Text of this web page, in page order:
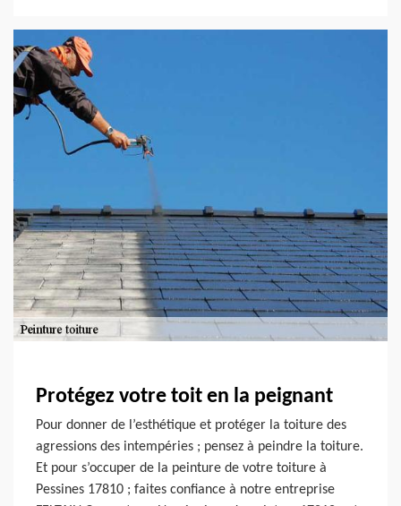
Protégez votre toit en la peignant
Pour donner de l’esthétique et protéger la toiture des
agressions des intempéries ; pensez à peindre la toiture.
Et pour s’occuper de la peinture de votre toiture à
Pessines 17810 ; faites confiance à notre entreprise